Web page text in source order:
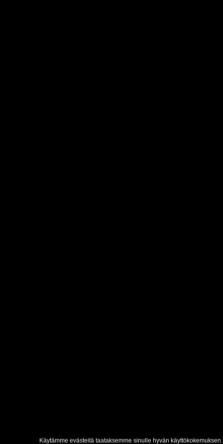
Käytämme evästeitä taataksemme sinulle hyvän